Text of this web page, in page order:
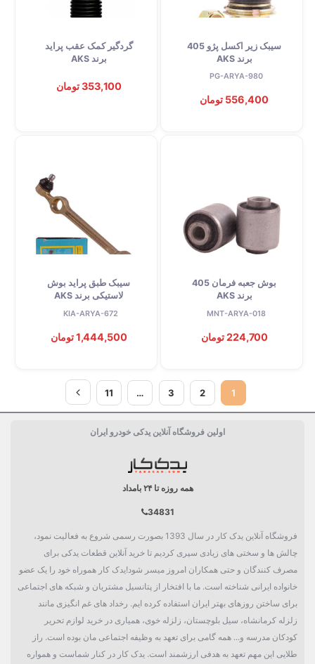
سیبک زیر اکسل پژو 405
برند AKS
PG-ARYA-980
556,400 تومان
گردگیر کمک عقب پراید
برند AKS
353,100 تومان
بوش جعبه فرمان 405
برند AKS
MNT-ARYA-018
224,700 تومان
سیبک طبق پراید بوش
لاستیکی برند AKS
KIA-ARYA-672
1,444,500 تومان
1
2
3
…
11
اولین فروشگاه آنلاین یدکی خودرو ایران
همه روزه تا ۲۴ بامداد
34831
فروشگاه آنلاین یدک کار در سال 1393 بصورت رسمی شروع به فعالیت نمود،
چالش ها و سختی های زیادی سپری کردیم تا خرید آنلاین قطعات یدکی برای
مصرف کنندگان و حتی همکاران امروز میسر شود!یدک کار هموراه خود را یک عضو
خانواده ایرانی شناخته است. ما با افتخار از پتانسیل مشتریان و شبکه های اجتماعی
برای ساختن روزهای بهتر ایران استفاده کرده ایم. رخداد های غم انگیزی مانند
زلزله کرمانشاه، سیل بلوچستان، زلزله خوی، همیاری در خرید لوازم تحریر
کودکان مدرسه و... همه گامی برای تعهد به وظیفه اجتماعی مان بوده است. راز
طلایی این مهم تعهد به هدفی ارزشمند است. یدک کار در کنار شماست و همواره